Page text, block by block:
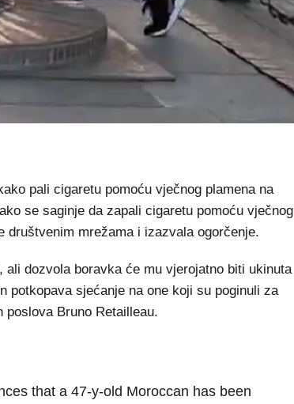
pali cigaretu pomoću vječnog plamena na
se saginje da zapali cigaretu pomoću vječnog
društvenim mrežama i izazvala ogorčenje.
dozvola boravka će mu vjerojatno biti ukinuta
potkopava sjećanje na one koji su poginuli za
Bruno Retailleau.
that a 47-y-old Moroccan has been